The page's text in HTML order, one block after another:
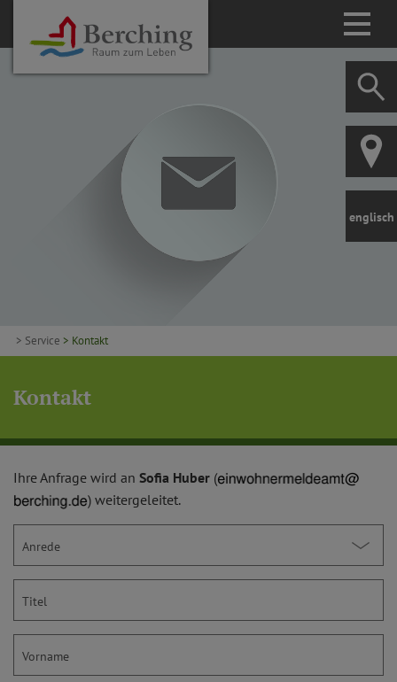
englisch
> Service > Kontakt
Kontakt
Ihre Anfrage wird an Sofia Huber (
) weitergeleitet.
Anrede
Titel
Vorname